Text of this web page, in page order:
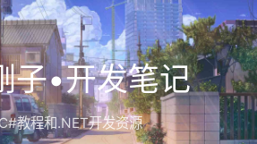
子•开发笔记
教程和.NET开发资源